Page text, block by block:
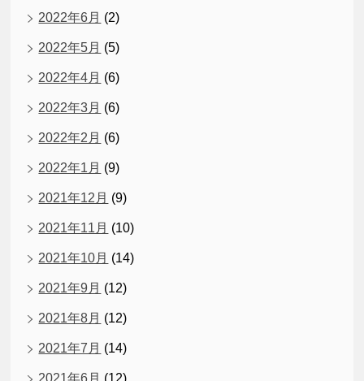
2022年6月 (2)
2022年5月 (5)
2022年4月 (6)
2022年3月 (6)
2022年2月 (6)
2022年1月 (9)
2021年12月 (9)
2021年11月 (10)
2021年10月 (14)
2021年9月 (12)
2021年8月 (12)
2021年7月 (14)
2021年6月 (12)